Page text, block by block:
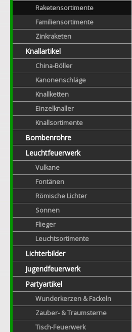
Raketensortimente
Familiensortimente
Zinkraketen
Knallartikel
China-Böller
Kanonenschläge
Knallketten
Einzelknaller
Knallsortimente
Bombenrohre
Leuchtfeuerwerk
Vulkane
Fontänen
Römische Lichter
Sonnen
Flieger
Leuchtsortimente
Lichterbilder
Jugendfeuerwerk
Partyartikel
Wunderkerzen & Fackeln
Zauber- & Traumsterne
Tisch-Feuerwerk